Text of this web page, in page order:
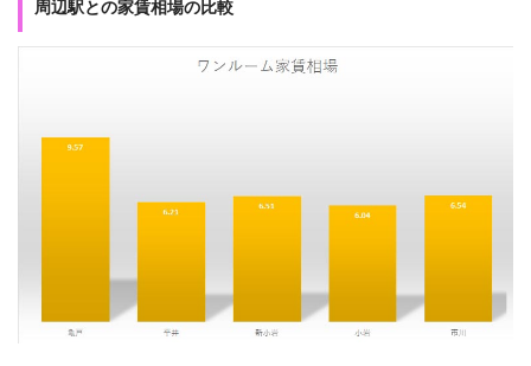
周辺駅との家賃相場の比較